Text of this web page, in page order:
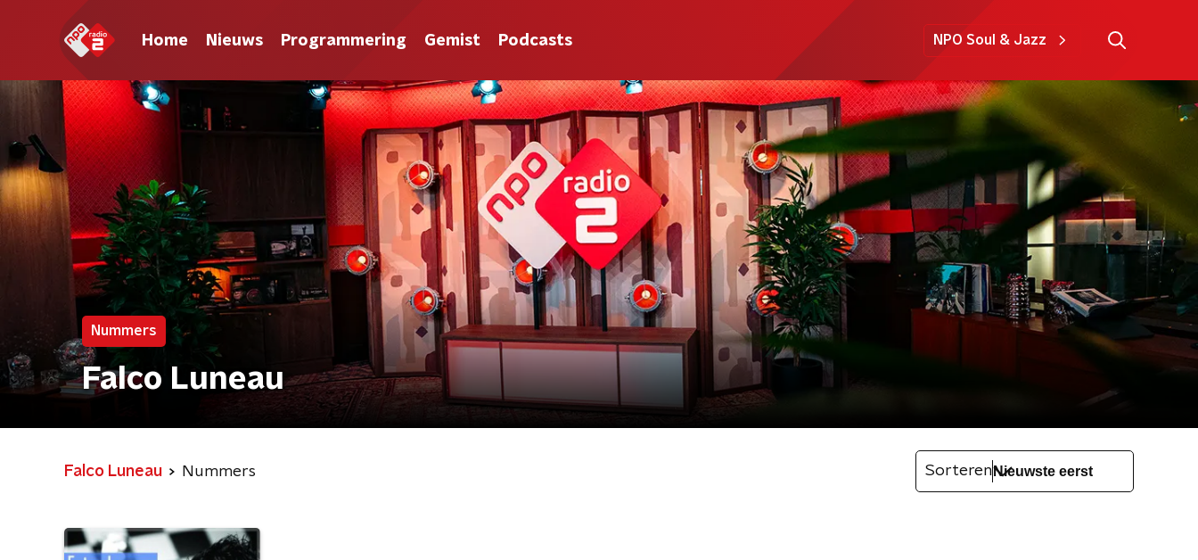
Home Nieuws Programmering Gemist Podcasts NPO Soul & Jazz
Nummers
Falco Luneau
Falco Luneau Nummers Sorteren